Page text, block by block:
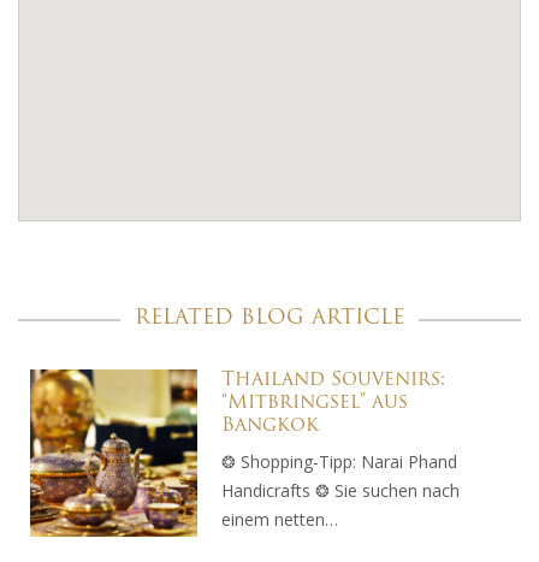
RELATED BLOG ARTICLE
Thailand Souvenirs:
“Mitbringsel” aus
Bangkok
❂ Shopping-Tipp: Narai Phand
Handicrafts ❂ Sie suchen nach
einem netten…